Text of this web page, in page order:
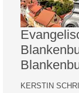
KERSTIN